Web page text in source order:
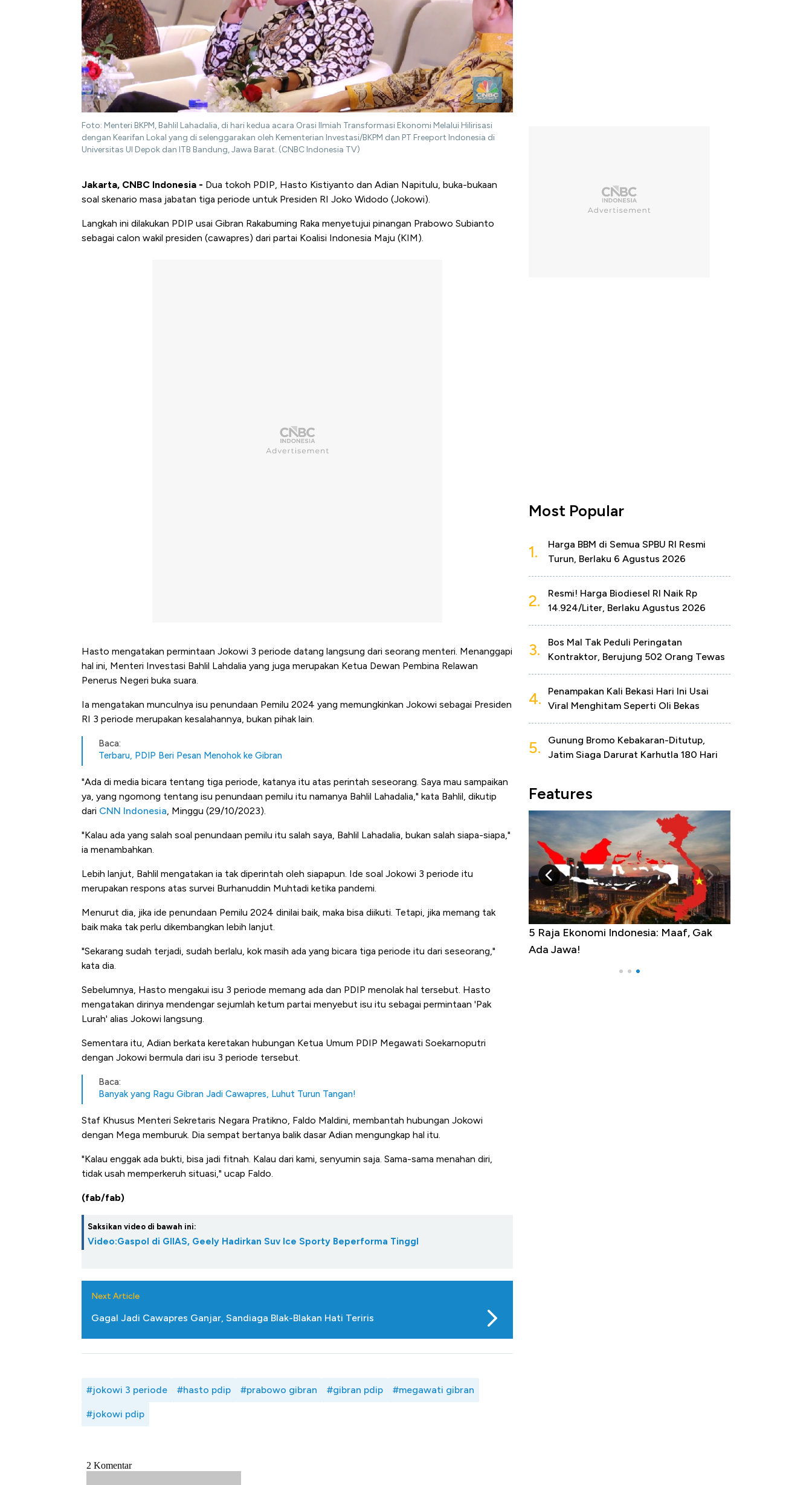
Foto: Menteri BKPM, Bahlil Lahadalia, di hari kedua acara Orasi Ilmiah Transformasi Ekonomi Melalui Hilirisasi
dengan Kearifan Lokal yang di selenggarakan oleh Kementerian Investasi/BKPM dan PT Freeport Indonesia di
Universitas UI Depok dan ITB Bandung, Jawa Barat. (CNBC Indonesia TV)
Jakarta, CNBC Indonesia - Dua tokoh PDIP, Hasto Kistiyanto dan Adian Napitulu, buka-bukaan
soal skenario masa jabatan tiga periode untuk Presiden RI Joko Widodo (Jokowi).
Langkah ini dilakukan PDIP usai Gibran Rakabuming Raka menyetujui pinangan Prabowo Subianto
sebagai calon wakil presiden (cawapres) dari partai Koalisi Indonesia Maju (KIM).
Hasto mengatakan permintaan Jokowi 3 periode datang langsung dari seorang menteri. Menanggapi
hal ini, Menteri Investasi Bahlil Lahdalia yang juga merupakan Ketua Dewan Pembina Relawan
Penerus Negeri buka suara.
Ia mengatakan munculnya isu penundaan Pemilu 2024 yang memungkinkan Jokowi sebagai Presiden
RI 3 periode merupakan kesalahannya, bukan pihak lain.
Baca:
Terbaru, PDIP Beri Pesan Menohok ke Gibran
"Ada di media bicara tentang tiga periode, katanya itu atas perintah seseorang. Saya mau sampaikan
ya, yang ngomong tentang isu penundaan pemilu itu namanya Bahlil Lahadalia," kata Bahlil, dikutip
dari CNN Indonesia , Minggu (29/10/2023).
"Kalau ada yang salah soal penundaan pemilu itu salah saya, Bahlil Lahadalia, bukan salah siapa-siapa,"
ia menambahkan.
Lebih lanjut, Bahlil mengatakan ia tak diperintah oleh siapapun. Ide soal Jokowi 3 periode itu
merupakan respons atas survei Burhanuddin Muhtadi ketika pandemi.
Menurut dia, jika ide penundaan Pemilu 2024 dinilai baik, maka bisa diikuti. Tetapi, jika memang tak
baik maka tak perlu dikembangkan lebih lanjut.
"Sekarang sudah terjadi, sudah berlalu, kok masih ada yang bicara tiga periode itu dari seseorang,"
kata dia.
Sebelumnya, Hasto mengakui isu 3 periode memang ada dan PDIP menolak hal tersebut. Hasto
mengatakan dirinya mendengar sejumlah ketum partai menyebut isu itu sebagai permintaan 'Pak
Lurah' alias Jokowi langsung.
Sementara itu, Adian berkata keretakan hubungan Ketua Umum PDIP Megawati Soekarnoputri
dengan Jokowi bermula dari isu 3 periode tersebut.
Baca:
Banyak yang Ragu Gibran Jadi Cawapres, Luhut Turun Tangan!
Staf Khusus Menteri Sekretaris Negara Pratikno, Faldo Maldini, membantah hubungan Jokowi
dengan Mega memburuk. Dia sempat bertanya balik dasar Adian mengungkap hal itu.
"Kalau enggak ada bukti, bisa jadi fitnah. Kalau dari kami, senyumin saja. Sama-sama menahan diri,
tidak usah memperkeruh situasi," ucap Faldo.
(fab/fab)
Saksikan video di bawah ini:
Video:Gaspol di GIIAS, Geely Hadirkan Suv Ice Sporty Beperforma TinggI
Next Article
Gagal Jadi Cawapres Ganjar, Sandiaga Blak-Blakan Hati Teriris
#jokowi 3 periode #hasto pdip #prabowo gibran #gibran pdip #megawati gibran
#jokowi pdip
Most Popular
1.
Harga BBM di Semua SPBU RI Resmi
Turun, Berlaku 6 Agustus 2026
2.
Resmi! Harga Biodiesel RI Naik Rp
14.924/Liter, Berlaku Agustus 2026
3.
Bos Mal Tak Peduli Peringatan
Kontraktor, Berujung 502 Orang Tewas
4.
Penampakan Kali Bekasi Hari Ini Usai
Viral Menghitam Seperti Oli Bekas
5.
Gunung Bromo Kebakaran-Ditutup,
Jatim Siaga Darurat Karhutla 180 Hari
Features
Bangkit dari Kubur! Bisnis Furniture &
Alas Kaki Tumbuh Double Digit
RI
5 Raja Ekonomi Indonesia: Maaf, Gak
Ada Jawa!